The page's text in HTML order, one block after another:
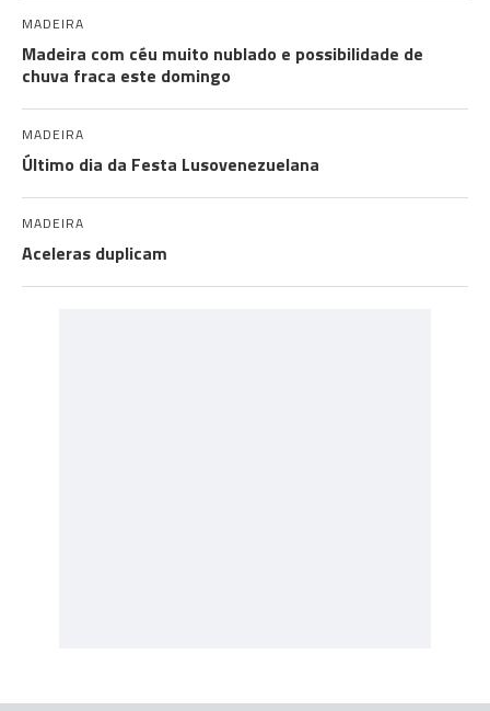
MADEIRA
Madeira com céu muito nublado e possibilidade de
chuva fraca este domingo
MADEIRA
Último dia da Festa Lusovenezuelana
MADEIRA
Aceleras duplicam